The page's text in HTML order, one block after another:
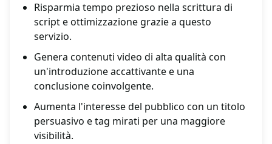
Risparmia tempo prezioso nella scrittura di
script e ottimizzazione grazie a questo
servizio.
Genera contenuti video di alta qualità con
un'introduzione accattivante e una
conclusione coinvolgente.
Aumenta l'interesse del pubblico con un titolo
persuasivo e tag mirati per una maggiore
visibilità.